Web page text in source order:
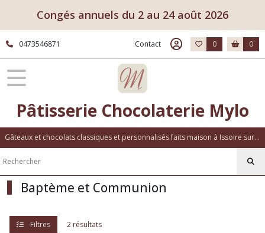
Congés annuels du 2 au 24 août 2026
0473546871 Contact 0 0
Pâtisserie Chocolaterie Mylo
Gâteaux et chocolats classiques et personnalisés faits maison à Issoire sur place ou à emporter
Baptème et Communion
Filtres 2 résultats
Fermer
FILTRES
Tous
les
Evènement
Baptème
et
Communion
Afficher
résultats